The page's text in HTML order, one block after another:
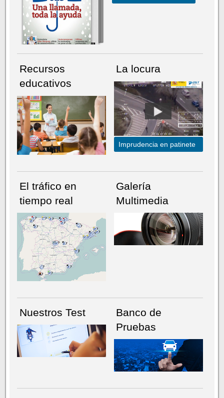
NÚMERO ACTUALHEMEROTECA
Recursos
educativos
La locura
Imprudencia en patinete
El tráfico en
tiempo real
Galería
Multimedia
Nuestros Test
Banco de
Pruebas